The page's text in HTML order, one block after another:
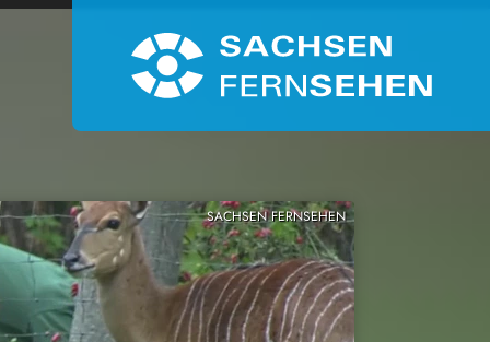
SACHSEN FERNSEHEN